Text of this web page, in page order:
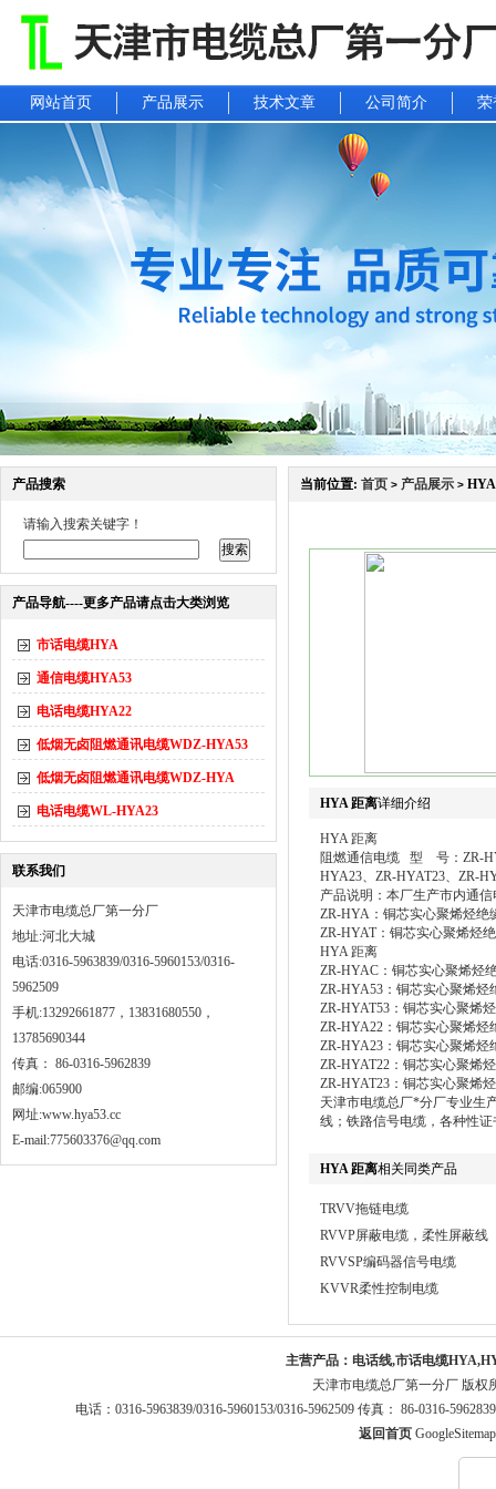
网站首页 产品展示 技术文章 公司简介 荣
产品搜索
请输入搜索关键字！
产品导航----更多产品请点击大类浏览
市话电缆HYA
通信电缆HYA53
电话电缆HYA22
低烟无卤阻燃通讯电缆WDZ-HYA53
低烟无卤阻燃通讯电缆WDZ-HYA
电话电缆WL-HYA23
联系我们
天津市电缆总厂第一分厂
地址:河北大城
电话:0316-5963839/0316-5960153/0316-
5962509
手机:13292661877，13831680550，
13785690344
传真： 86-0316-5962839
邮编:065900
网址:www.hya53.cc
E-mail:775603376@qq.com
当前位置: 首页 > 产品展示 >
HYA 距离详细介绍
HYA 距离
阻燃通信电缆 型 号：ZR-
HYA23、ZR-HYAT23、ZR-
产品说明：本厂生产市内通
ZR-HYA：铜芯实心聚烯烃绝
ZR-HYAT：铜芯实心聚烯烃
HYA 距离
ZR-HYAC：铜芯实心聚烯烃
ZR-HYA53：铜芯实心聚烯
ZR-HYAT53：铜芯实心聚烯
ZR-HYA22：铜芯实心聚烯
ZR-HYA23：铜芯实心聚烯
ZR-HYAT22：铜芯实心聚烯
ZR-HYAT23：铜芯实心聚烯
天津市电缆总厂*分厂专业生
线；铁路信号电缆，各种性
HYA 距离相关同类产品
TRVV拖链电缆
RVVP屏蔽电缆，柔性屏蔽线
RVVSP编码器信号电缆
KVVR柔性控制电缆
主营产品： 电话线,市话电缆
天津市电缆总厂第一分厂 版权
电话：0316-5963839/0316-5960153/0316-5962509 传真： 86-0316-
返回首页 GoogleSitemap